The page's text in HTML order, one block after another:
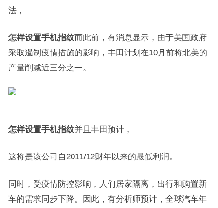
法，
怎样设置手机指纹而此前，有消息显示，由于美国政府
采取遏制疫情措施的影响，丰田计划在10月前将北美的
产量削减近三分之一。
怎样设置手机指纹并且丰田预计，
这将是该公司自2011/12财年以来的最低利润。
同时，受疫情防控影响，人们居家隔离，出行和购置新
车的需求同步下降。因此，有分析师预计，全球汽车年